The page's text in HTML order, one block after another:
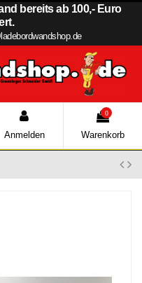
bereits ab 100,- Euro
Anmelden
0
Warenkorb